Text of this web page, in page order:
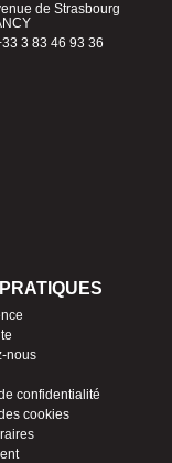
de Strasbourg
3 83 46 93 36
nous
confidentialité
cookies